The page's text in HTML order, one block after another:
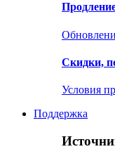
Скидки,
Условия
Поддержка